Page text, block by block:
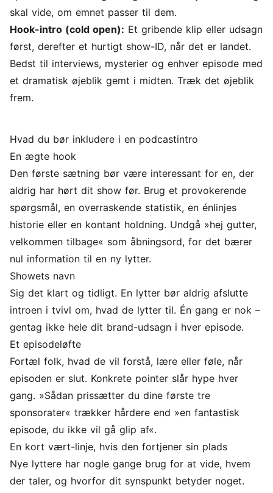
skal vide, om emnet passer til dem.
Hook-intro (cold open): Et gribende klip eller udsagn
først, derefter et hurtigt show-ID, når det er landet.
Bedst til interviews, mysterier og enhver episode med
et dramatisk øjeblik gemt i midten. Træk det øjeblik
frem.
Hvad du bør inkludere i en podcastintro
En ægte hook
Den første sætning bør være interessant for en, der
aldrig har hørt dit show før. Brug et provokerende
spørgsmål, en overraskende statistik, en énlinjes
historie eller en kontant holdning. Undgå »hej gutter,
velkommen tilbage« som åbningsord, for det bærer
nul information til en ny lytter.
Showets navn
Sig det klart og tidligt. En lytter bør aldrig afslutte
introen i tvivl om, hvad de lytter til. Én gang er nok –
gentag ikke hele dit brand-udsagn i hver episode.
Et episodeløfte
Fortæl folk, hvad de vil forstå, lære eller føle, når
episoden er slut. Konkrete pointer slår hype hver
gang. »Sådan prissætter du dine første tre
sponsorater« trækker hårdere end »en fantastisk
episode, du ikke vil gå glip af«.
En kort vært-linje, hvis den fortjener sin plads
Nye lyttere har nogle gange brug for at vide, hvem
der taler, og hvorfor dit synspunkt betyder noget.